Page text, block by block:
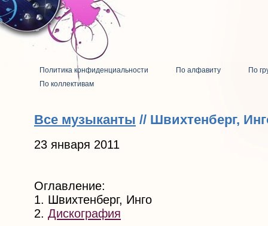
Политика конфиденциальности По алфавиту
По
По коллективам
Все музыканты // Швихтенберг,
23 января 2011
Оглавление:
1. Швихтенберг, Инго
2. Дискография